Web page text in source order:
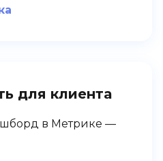
для клиента
в Метрике —